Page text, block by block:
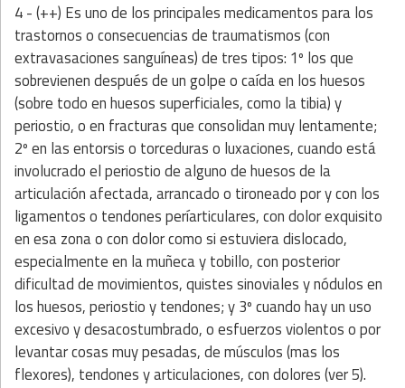
4 - (++) Es uno de los principales medicamentos para los
trastornos o consecuencias de traumatismos (con
extravasaciones sanguíneas) de tres tipos: 1º los que
sobrevienen después de un golpe o caída en los huesos
(sobre todo en huesos superficiales, como la tibia) y
periostio, o en fracturas que consolidan muy lentamente;
2º en las entorsis o torceduras o luxaciones, cuando está
involucrado el periostio de alguno de huesos de la
articulación afectada, arrancado o tironeado por y con los
ligamentos o tendones períarticulares, con dolor exquisito
en esa zona o con dolor como si estuviera dislocado,
especialmente en la muñeca y tobillo, con posterior
dificultad de movimientos, quistes sinoviales y nódulos en
los huesos, periostio y tendones; y 3º cuando hay un uso
excesivo y desacostumbrado, o esfuerzos violentos o por
levantar cosas muy pesadas, de músculos (mas los
flexores), tendones y articulaciones, con dolores (ver 5).